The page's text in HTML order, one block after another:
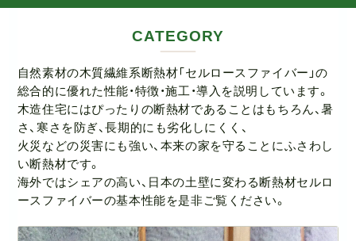
CATEGORY
自然素材の木質繊維系断熱材「セルロースファイバー」の
総合的に優れた性能・特徴・施工・導入を説明しています。
木造住宅にはぴったりの断熱材であることはもちろん、暑
さ、寒さを防ぎ、長期的にも劣化しにくく、
火災などの災害にも強い、本来の家を守ることにふさわし
い断熱材です。
海外ではシェアの高い、日本の土壁に変わる断熱材セルロ
ースファイバーの基本性能を是非ご覧ください。